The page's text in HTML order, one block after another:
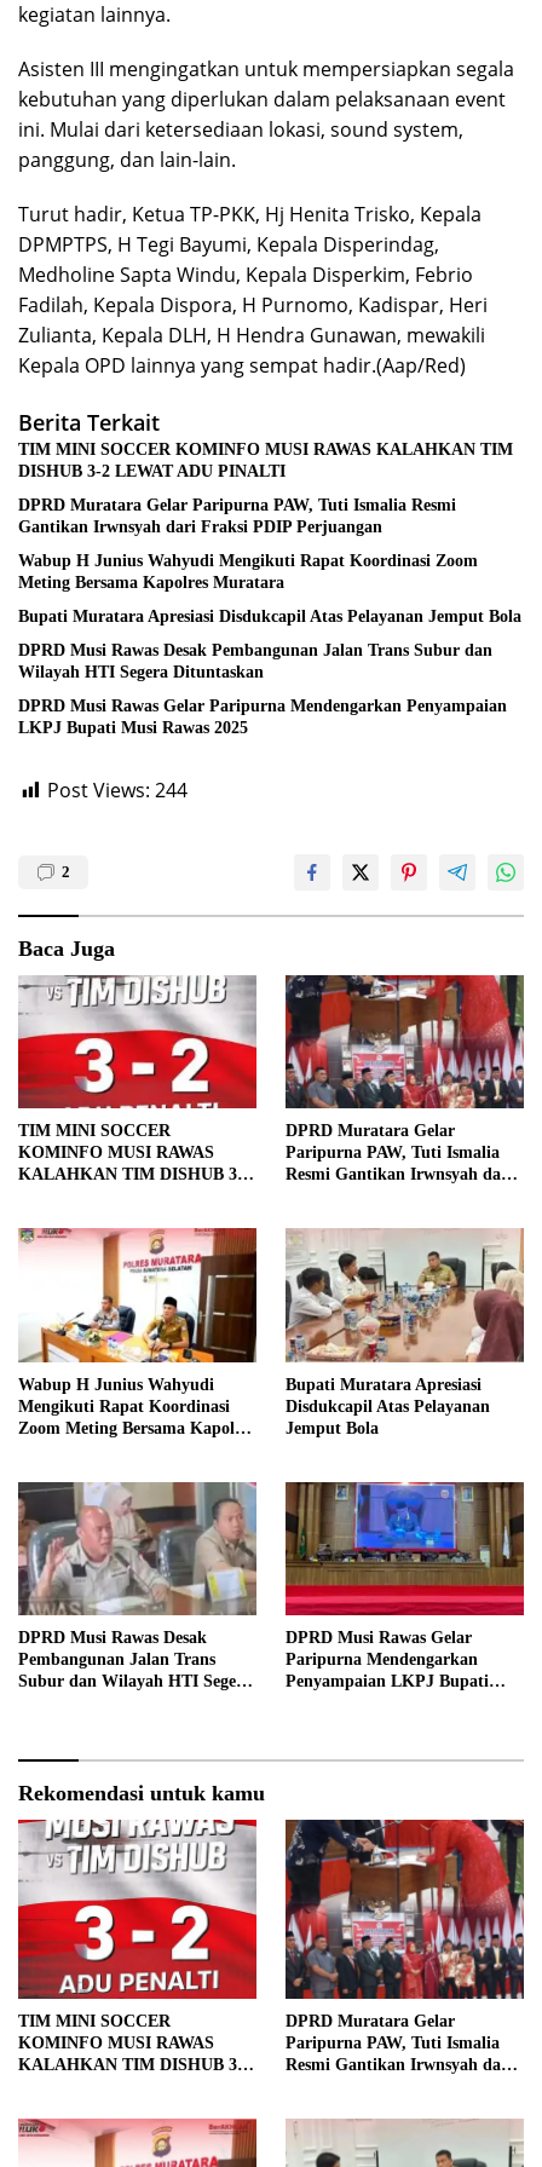
kegiatan lainnya.
Asisten III mengingatkan untuk mempersiapkan segala
kebutuhan yang diperlukan dalam pelaksanaan event
ini. Mulai dari ketersediaan lokasi, sound system,
panggung, dan lain-lain.
Turut hadir, Ketua TP-PKK, Hj Henita Trisko, Kepala
DPMPTPS, H Tegi Bayumi, Kepala Disperindag,
Medholine Sapta Windu, Kepala Disperkim, Febrio
Fadilah, Kepala Dispora, H Purnomo, Kadispar, Heri
Zulianta, Kepala DLH, H Hendra Gunawan, mewakili
Kepala OPD lainnya yang sempat hadir.(Aap/Red)
Berita Terkait
TIM MINI SOCCER KOMINFO MUSI RAWAS KALAHKAN TIM
DISHUB 3-2 LEWAT ADU PINALTI
DPRD Muratara Gelar Paripurna PAW, Tuti Ismalia Resmi
Gantikan Irwnsyah dari Fraksi PDIP Perjuangan
Wabup H Junius Wahyudi Mengikuti Rapat Koordinasi Zoom
Meting Bersama Kapolres Muratara
Bupati Muratara Apresiasi Disdukcapil Atas Pelayanan Jemput Bola
DPRD Musi Rawas Desak Pembangunan Jalan Trans Subur dan
Wilayah HTI Segera Dituntaskan
DPRD Musi Rawas Gelar Paripurna Mendengarkan Penyampaian
LKPJ Bupati Musi Rawas 2025
Post Views: 244
2
Baca Juga
TIM MINI SOCCER
KOMINFO MUSI RAWAS
KALAHKAN TIM DISHUB 3-2
DPRD Muratara Gelar
Paripurna PAW, Tuti Ismalia
Resmi Gantikan Irwnsyah dari
Wabup H Junius Wahyudi
Mengikuti Rapat Koordinasi
Zoom Meting Bersama Kapolres
Bupati Muratara Apresiasi
Disdukcapil Atas Pelayanan
Jemput Bola
DPRD Musi Rawas Desak
Pembangunan Jalan Trans
Subur dan Wilayah HTI Segera
DPRD Musi Rawas Gelar
Paripurna Mendengarkan
Penyampaian LKPJ Bupati
Rekomendasi untuk kamu
TIM MINI SOCCER
KOMINFO MUSI RAWAS
KALAHKAN TIM DISHUB 3-2
DPRD Muratara Gelar
Paripurna PAW, Tuti Ismalia
Resmi Gantikan Irwnsyah dari